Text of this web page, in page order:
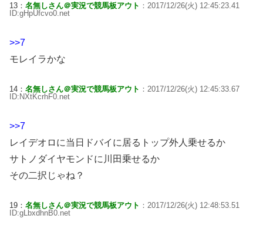
13： 名無しさん＠実況で競馬板アウト ：2017/12/26(火) 12:45:23.41
ID:gHpUfcvo0.net
>>7
モレイラかな
14： 名無しさん＠実況で競馬板アウト ：2017/12/26(火) 12:45:33.67
ID:NXtKcrhF0.net
>>7
レイデオロに当日ドバイに居るトップ外人乗せるか
サトノダイヤモンドに川田乗せるか
その二択じゃね？
19： 名無しさん＠実況で競馬板アウト ：2017/12/26(火) 12:48:53.51
ID:gLbxdhnB0.net